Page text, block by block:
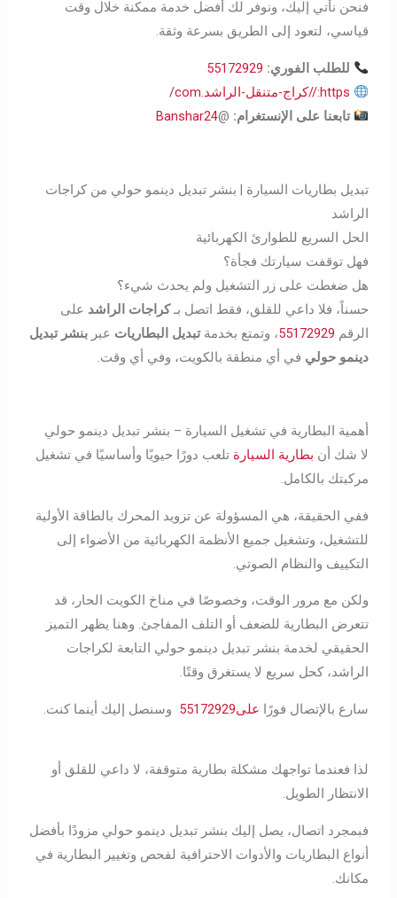
فنحن نأتي إليك، ونوفر لك أفضل خدمة ممكنة خلال وقت
قياسي، لتعود إلى الطريق بسرعة وثقة.
للطلب الفوري: 55172929
https://كراج-متنقل-الراشد.com/
تابعنا على الإنستغرام:
@
Banshar24
تبديل بطاريات السيارة | بنشر تبديل دينمو حولي من كراجات
الراشد
الحل السريع للطوارئ الكهربائية
فهل توقفت سيارتك فجأة؟
هل ضغطت على زر التشغيل ولم يحدث شيء؟
حسناً، فلا داعي للقلق، فقط اتصل بـكراجات الراشد على
الرقم 55172929، وتمتع بخدمةتبديل البطاريات عبربنشر تبديل
دينمو حولي في أي منطقة بالكويت، وفي أي وقت.
أهمية البطارية في تشغيل السيارة – بنشر تبديل دينمو حولي
لا شك أن بطارية السيارة تلعب دورًا حيويًا وأساسيًا في تشغيل
مركبتك بالكامل.
ففي الحقيقة، هي المسؤولة عن تزويد المحرك بالطاقة الأولية
للتشغيل، وتشغيل جميع الأنظمة الكهربائية من الأضواء إلى
التكييف والنظام الصوتي.
ولكن مع مرور الوقت، وخصوصًا في مناخ الكويت الحار، قد
تتعرض البطارية للضعف أو التلف المفاجئ. وهنا يظهر التميز
الحقيقي لخدمة بنشر تبديل دينمو حولي التابعة لكراجات
الراشد، كحل سريع لا يستغرق وقتًا.
سارع بالإتصال فورًا على55172929 وسنصل إليك أينما كنت.
لذا فعندما تواجهك مشكلة بطارية متوقفة، لا داعي للقلق أو
الانتظار الطويل.
فبمجرد اتصال، يصل إليك بنشر تبديل دينمو حولي مزودًا بأفضل
أنواع البطاريات والأدوات الاحترافية لفحص وتغيير البطارية في
مكانك.